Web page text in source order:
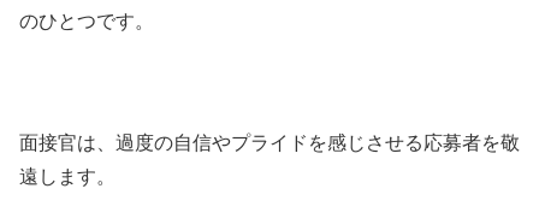
のひとつです。
面接官は、過度の自信やプライドを感じさせる応募者を敬
遠します。